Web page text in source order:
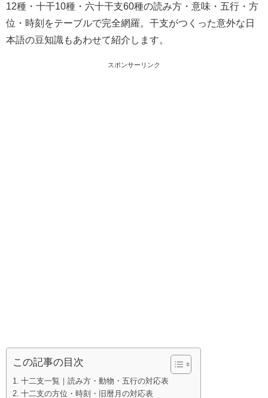
12種・十干10種・六十干支60種の読み方・意味・五行・方
位・時刻をテーブルで完全網羅。干支がつくった意外な日
本語の豆知識もあわせて紹介します。
スポンサーリンク
この記事の目次
十二支一覧｜読み方・動物・五行の対応表
十二支の方位・時刻・旧暦月の対応表